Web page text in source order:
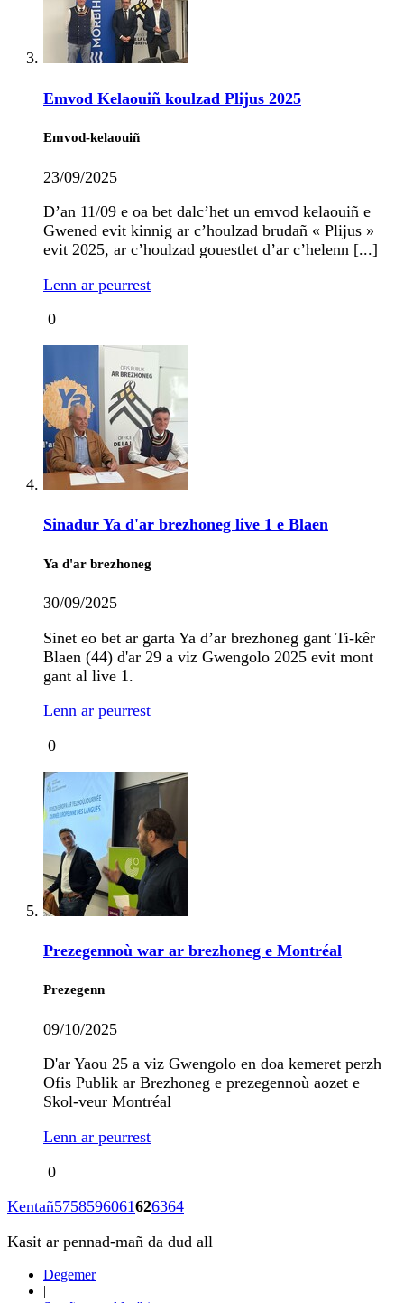
Emvod Kelaouiñ koulzad Plijus 2025
Emvod-kelaouiñ
23/09/2025
D’an 11/09 e oa bet dalc’het un emvod kelaouiñ e
Gwened evit kinnig ar c’houlzad brudañ « Plijus »
evit 2025, ar c’houlzad gouestlet d’ar c’helenn [...]
Lenn ar peurrest
0
Sinadur Ya d'ar brezhoneg live 1 e Blaen
Ya d'ar brezhoneg
30/09/2025
Sinet eo bet ar garta Ya d’ar brezhoneg gant Ti-kêr
Blaen (44) d'ar 29 a viz Gwengolo 2025 evit mont
gant al live 1.
Lenn ar peurrest
0
Prezegennoù war ar brezhoneg e Montréal
Prezegenn
09/10/2025
D'ar Yaou 25 a viz Gwengolo en doa kemeret perzh
Ofis Publik ar Brezhoneg e prezegennoù aozet e
Skol-veur Montréal
Lenn ar peurrest
0
Kentañ5758596061626364
Kasit ar pennad-mañ da dud all
Degemer
|